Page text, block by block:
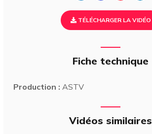
TÉLÉCHARGER LA VIDÉO
Fiche technique
Production : ASTV
Vidéos similaires